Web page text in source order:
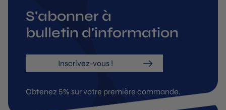
S'abonner à
bulletin d'information
Inscrivez-vous !
Obtenez 5% sur votre première commande.